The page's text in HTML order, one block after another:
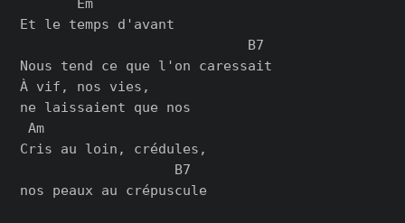
       Em
Et le temps d'avant
                            B7
Nous tend ce que l'on caressait
À vif, nos vies,
ne laissaient que nos
Am
Cris au loin, crédules,
                   B7
nos peaux au crépuscule